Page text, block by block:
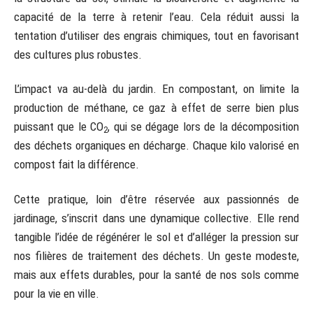
capacité de la terre à retenir l’eau. Cela réduit aussi la
tentation d’utiliser des engrais chimiques, tout en favorisant
des cultures plus robustes.
L’impact va au-delà du jardin. En compostant, on limite la
production de méthane, ce gaz à effet de serre bien plus
puissant que le CO2, qui se dégage lors de la décomposition
des déchets organiques en décharge. Chaque kilo valorisé en
compost fait la différence.
Cette pratique, loin d’être réservée aux passionnés de
jardinage, s’inscrit dans une dynamique collective. Elle rend
tangible l’idée de régénérer le sol et d’alléger la pression sur
nos filières de traitement des déchets. Un geste modeste,
mais aux effets durables, pour la santé de nos sols comme
pour la vie en ville.